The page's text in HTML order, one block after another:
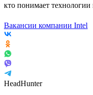
кто понимает
Вакансии компании Intel
HeadHunter